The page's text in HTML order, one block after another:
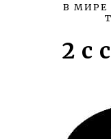
В МИРЕ
2 с